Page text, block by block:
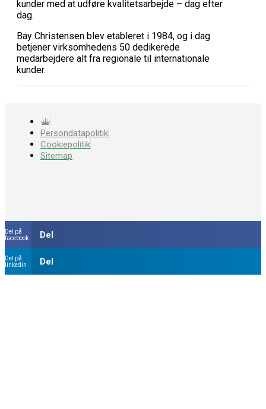
kunder med at udføre kvalitetsarbejde – dag efter
dag.
Bay Christensen blev etableret i 1984, og i dag
betjener virksomhedens 50 dedikerede
medarbejdere alt fra regionale til internationale
kunder.
Persondatapolitik
Cookiepolitik
Sitemap
Del på
facebook
Del
Del på
linkedin
Del